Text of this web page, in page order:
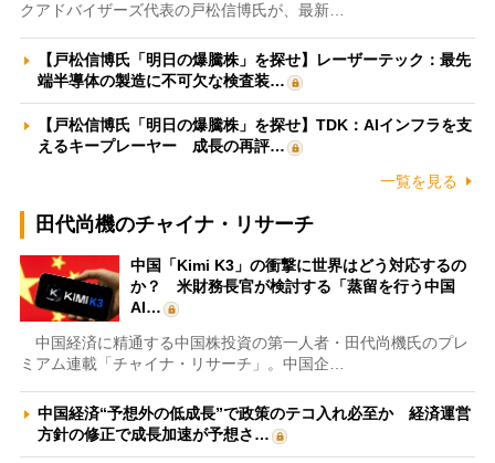
クアドバイザーズ代表の戸松信博氏が、最新…
【戸松信博氏「明日の爆騰株」を探せ】レーザーテック：最先
端半導体の製造に不可欠な検査装…
【戸松信博氏「明日の爆騰株」を探せ】TDK：AIインフラを支
えるキープレーヤー 成長の再評…
一覧を見る
田代尚機のチャイナ・リサーチ
中国「Kimi K3」の衝撃に世界はどう対応するの
か？ 米財務長官が検討する「蒸留を行う中国
AI…
中国経済に精通する中国株投資の第一人者・田代尚機氏のプレ
ミアム連載「チャイナ・リサーチ」。中国企…
中国経済“予想外の低成長”で政策のテコ入れ必至か 経済運営
方針の修正で成長加速が予想さ…